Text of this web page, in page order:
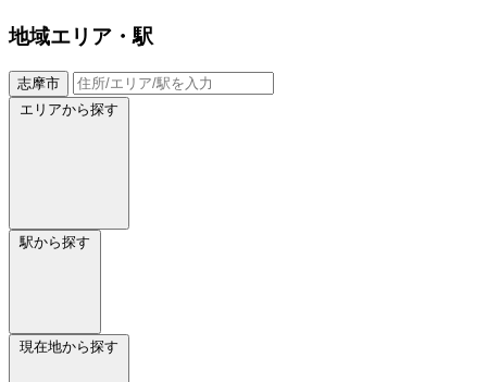
地域エリア・駅
志摩市
エリアから探す
駅から探す
現在地から探す